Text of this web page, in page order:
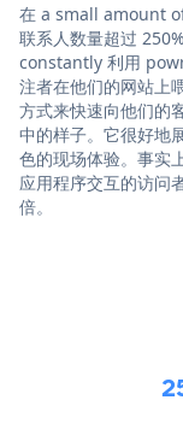
在 a small amount
联系人数量超过
constantly 利用
注者在他们的网站
方式来快速向他们的
中的样子。它很好地
色的现场体验。事实
应用程序交互的访问
倍。